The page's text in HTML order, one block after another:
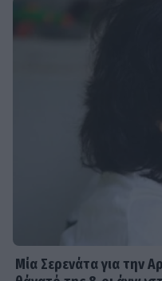
Μία Σερενάτα για την